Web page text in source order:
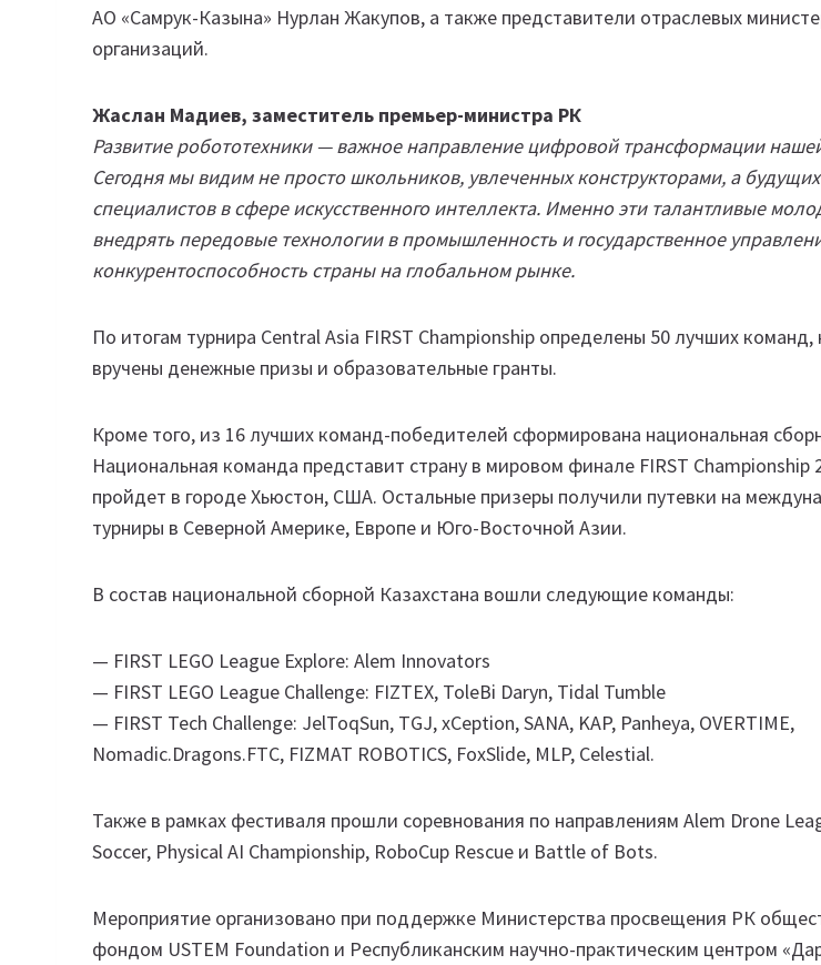
АО «Самрук-Казына» Нурлан Жакупов, а также представители отраслевых
организаций.
Жаслан Мадиев, заместитель премьер-министра РК
Развитие робототехники — важное направление цифровой трансформации
Сегодня мы видим не просто школьников, увлеченных конструкторами, а
специалистов в сфере искусственного интеллекта. Именно эти талантливые
внедрять передовые технологии в промышленность и государственное
конкурентоспособность страны на глобальном рынке.
По итогам турнира Central Asia FIRST Championship определены 50 лучших
вручены денежные призы и образовательные гранты.
Кроме того, из 16 лучших команд-победителей сформирована национальная
Национальная команда представит страну в мировом финале FIRST Championship
пройдет в городе Хьюстон, США. Остальные призеры получили путевки на
турниры в Северной Америке, Европе и Юго-Восточной Азии.
В состав национальной сборной Казахстана вошли следующие команды:
— FIRST LEGO League Explore: Alem Innovators
— FIRST LEGO League Challenge: FIZTEX, ToleBi Daryn, Tidal Tumble
— FIRST Tech Challenge: JelToqSun, TGJ, xCeption, SANA, KAP, Panheya, OVERTIME,
Nomadic.Dragons.FTC, FIZMAT ROBOTICS, FoxSlide, MLP, Celestial.
Также в рамках фестиваля прошли соревнования по направлениям Alem Drone
Soccer, Physical AI Championship, RoboCup Rescue и Battle of Bots.
Мероприятие организовано при поддержке Министерства просвещения РК
фондом USTEM Foundation и Республиканским научно-практическим центром